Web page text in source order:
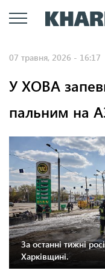
07 травня, 2026 - 16:17
У ХОВА
пальним на
За останні тижні
Харківщині.